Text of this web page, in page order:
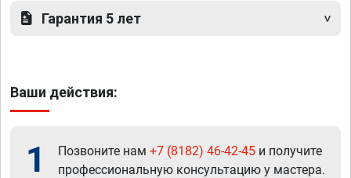
Гарантия 5 лет
Ваши действия:
1 Позвоните нам +7 (8182) 46-42-45 и получите
профессиональную консультацию у мастера.